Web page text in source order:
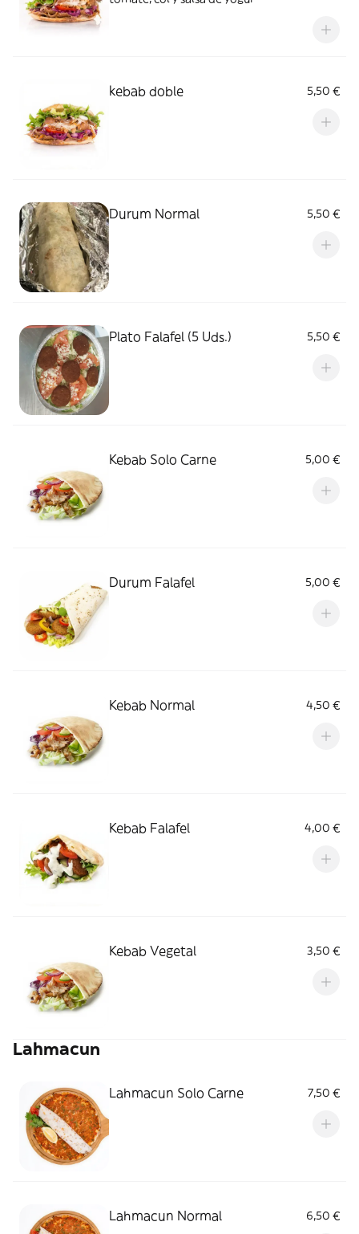
kebab doble 5,50 €
Durum Normal 5,50 €
Plato Falafel (5 Uds.) 5,50 €
Kebab Solo Carne 5,00 €
Durum Falafel 5,00 €
Kebab Normal 4,50 €
Kebab Falafel 4,00 €
Kebab Vegetal 3,50 €
Lahmacun
Lahmacun Solo Carne 7,50 €
Lahmacun Normal 6,50 €